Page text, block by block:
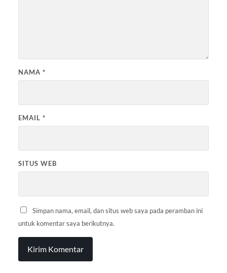
NAMA *
EMAIL *
SITUS WEB
Simpan nama, email, dan situs web saya pada peramban ini
untuk komentar saya berikutnya.